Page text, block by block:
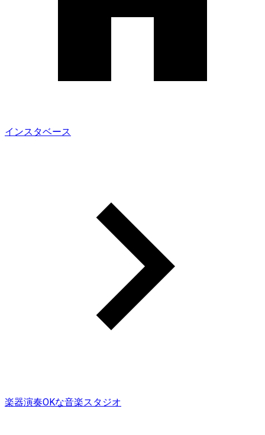
インスタベース
楽器演奏OKな音楽スタジオ